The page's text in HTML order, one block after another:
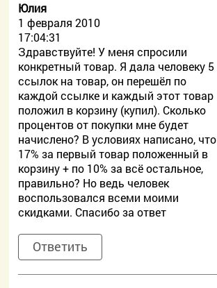
Юлия
1 февраля 2010
17:04:31
Здравствуйте! У меня спросили
конкретный товар. Я дала человеку 5
ссылок на товар, он перешёл по
каждой ссылке и каждый этот товар
положил в корзину (купил). Сколько
процентов от покупки мне будет
начислено? В условиях написано, что
17% за первый товар положенный в
корзину + по 10% за всё остальное,
правильно? Но ведь человек
воспользовался всеми моими
скидками. Спасибо за ответ
Ответить